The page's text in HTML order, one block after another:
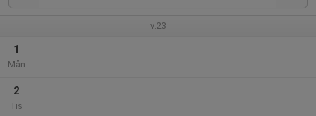
v.23
1
Mån
2
Tis